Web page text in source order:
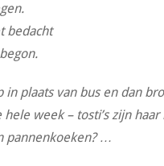
bedacht
plaats van bus en dan
week – tosti’s zijn
pannenkoeken? …